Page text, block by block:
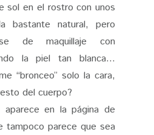
sol en el rostro con unos
bastante natural, pero
de maquillaje con
la piel tan blanca...
“bronceo” solo la cara,
del cuerpo?
en la página de
tampoco parece que sea